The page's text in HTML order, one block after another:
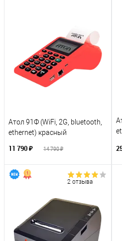
Атол 91Ф (WiFi, 2G, bluetooth,
ethernet) красный
11 790 ₽ 14 790 ₽
2 отзыва